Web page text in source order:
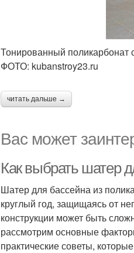
Тонированный поликарбонат
ФОТО: kubanstroy23.ru
читать дальше →
Вас может
Как выбрать шатер
Шатер для бассейна из
круглый год, защищаясь от
конструкции может быть
рассмотрим основные
практические советы,